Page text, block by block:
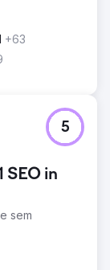
+63
in
sem
5